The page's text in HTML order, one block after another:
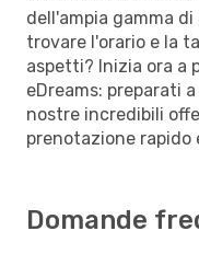
dell'ampia gamma
trovare l'orario e la
aspetti? Inizia ora a
eDreams: preparati
nostre incredibili
prenotazione rapido
Domande